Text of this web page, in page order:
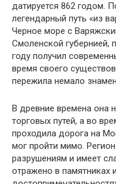
датируется 862 годом.
легендарный путь «из
Черное море с
Смоленской губернией,
году получил
время своего
пережила немало
В древние времена она
торговых путей, а во
проходила дорога на
мог пройти мимо.
разрушениям и имеет
отражено в памятниках